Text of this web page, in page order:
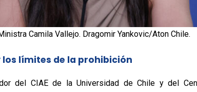
Camila Vallejo. Dragomir Yankovic/Aton Chile.
límites de la prohibición
del CIAE de la Universidad de Chile y del